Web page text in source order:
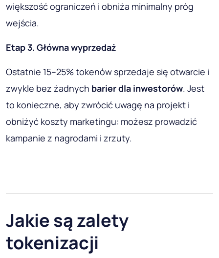
większość ograniczeń i obniża minimalny próg
wejścia.
Etap 3. Główna wyprzedaż
Ostatnie 15–25% tokenów sprzedaje się otwarcie i
zwykle bez żadnych barier dla inwestorów. Jest
to konieczne, aby zwrócić uwagę na projekt i
obniżyć koszty marketingu: możesz prowadzić
kampanie z nagrodami i zrzuty.
Jakie są zalety
tokenizacji